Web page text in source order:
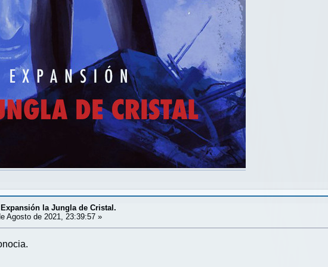
la Jungla de Cristal.
Agosto de 2021, 23:39:57 »